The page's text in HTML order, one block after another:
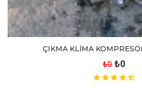
ÇIKMA KLİMA
₺0 ₺0